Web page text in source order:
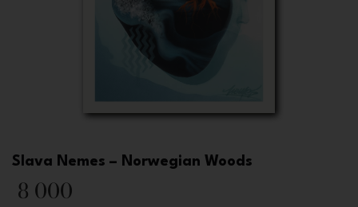
Slava Nemes – Norwegian Woods
8 000